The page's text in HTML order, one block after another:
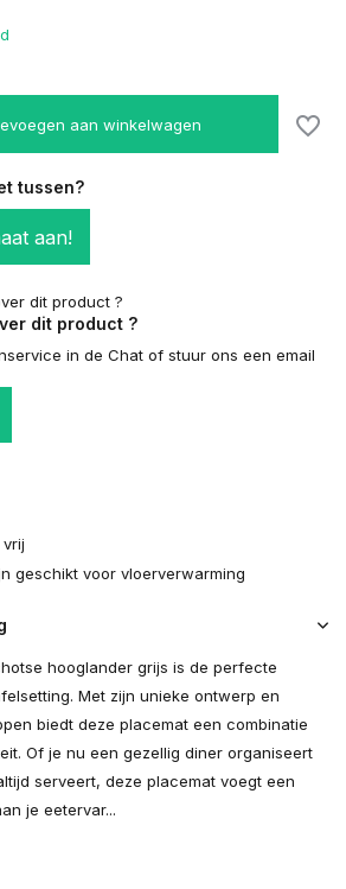
aan winkelwagen
tussen?
aan!
dit product ?
in de Chat of stuur ons een email
geschikt voor vloerverwarming
hooglander grijs is de perfecte
Met zijn unieke ontwerp en
biedt deze placemat een combinatie
Of je nu een gezellig diner organiseert
serveert, deze placemat voegt een
je eetervar...